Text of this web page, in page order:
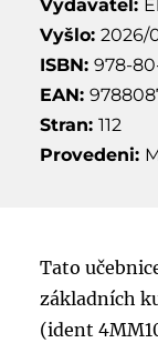
Vydavatel:
Vyšlo: 2026/
ISBN: 978-
EAN:
Stran: 112
Provedeni:
Tato
základních
(ident